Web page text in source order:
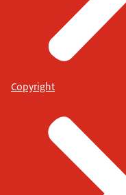
Copyright